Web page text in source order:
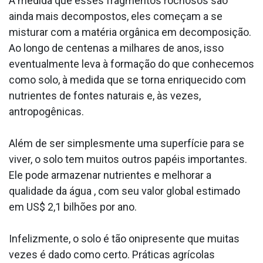
ainda mais decompostos, eles começam a se
misturar com a matéria orgânica em decomposição.
Ao longo de centenas a milhares de anos, isso
eventualmente leva à formação do que conhecemos
como solo, à medida que se torna enriquecido com
nutrientes de fontes naturais e, às vezes,
antropogênicas.
Além de ser simplesmente uma superfície para se
viver, o solo tem muitos outros papéis importantes.
Ele pode armazenar nutrientes e melhorar a
qualidade da água , com seu valor global estimado
em US$ 2,1 bilhões por ano.
Infelizmente, o solo é tão onipresente que muitas
vezes é dado como certo. Práticas agrícolas